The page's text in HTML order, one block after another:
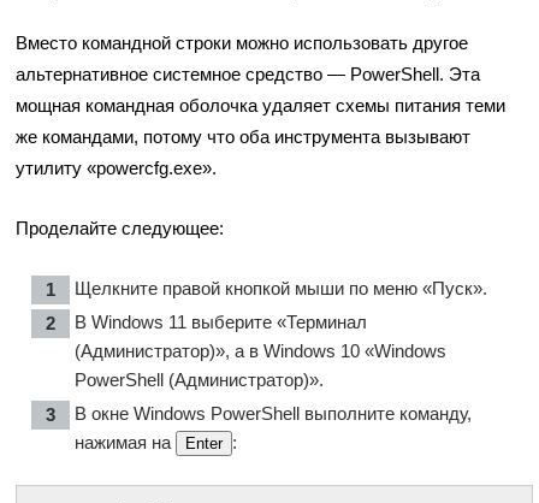
Вместо командной строки можно использовать другое
альтернативное системное средство — PowerShell. Эта
мощная командная оболочка удаляет схемы питания теми
же командами, потому что оба инструмента вызывают
утилиту «powercfg.exe».
Проделайте следующее:
Щелкните правой кнопкой мыши по меню «Пуск».
В Windows 11 выберите «Терминал
(Администратор)», а в Windows 10 «Windows
PowerShell (Администратор)».
В окне Windows PowerShell выполните команду,
нажимая на
Enter :